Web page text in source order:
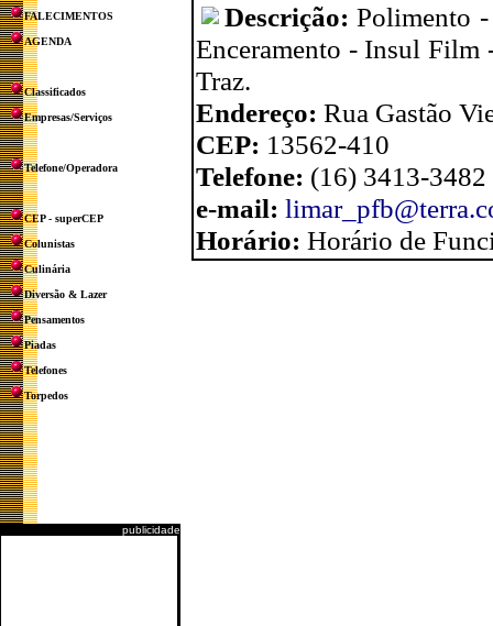
FALECIMENTOS
AGENDA
Classificados
Empresas/Serviços
Telefone/Operadora
CEP - superCEP
Colunistas
Culinária
Diversão & Lazer
Pensamentos
Piadas
Telefones
Torpedos
publicidade
Descrição:Polimento
Enceramento - Insul Film
Traz.
Endereço: Rua Gastão
CEP: 13562-410
Telefone: (16) 3413-
e-mail:
Horário: Horário de